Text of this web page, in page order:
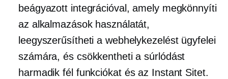
beágyazott integrációval, amely megkönnyíti
az alkalmazások használatát,
leegyszerűsítheti a webhelykezelést ügyfelei
számára, és csökkentheti a súrlódást
harmadik fél funkciókat és az Instant Sitet.